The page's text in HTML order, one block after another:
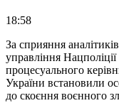
18:58
За сприяння
управління
процесуального
України встановили
до скоєння воєнного